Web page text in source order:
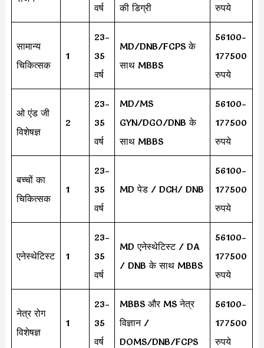
वर्ष
की डिग्री
रुपये
सामान्य
चिकित्सक
1
23-
35
वर्ष
MD/DNB/FCPS के
साथ MBBS
56100-
177500
रुपये
ओ एंड जी
विशेषज्ञ
2
23-
35
वर्ष
MD/MS
GYN/DGO/DNB के
साथ MBBS
56100-
177500
रुपये
बच्चों का
चिकित्सक
1
23-
35
वर्ष
MD पेड / DCH/ DNB
56100-
177500
रुपये
एनेस्थेटिस्ट 1
23-
35
वर्ष
MD एनेस्थेटिस्ट / DA
/ DNB के साथ MBBS
56100-
177500
रुपये
नेत्र रोग
विशेषज्ञ
1
23-
35
वर्ष
MBBS और MS नेत्र
विज्ञान /
DOMS/DNB/FCPS
56100-
177500
रुपये